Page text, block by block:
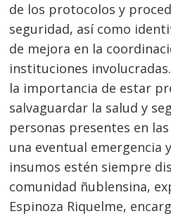
de los protocolos y
seguridad, así como
de mejora en la
instituciones
la importancia de estar
salvaguardar la salud y
personas presentes en
una eventual emergencia
insumos estén siempre
comunidad ñublensina,
Espinoza Riquelme,
Navegación
de
entradas